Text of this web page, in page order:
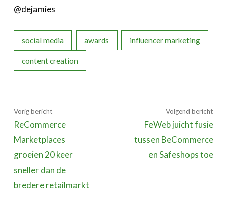
@dejamies
social media awards influencer marketing
content creation
Vorig bericht
ReCommerce
Marketplaces
groeien 20 keer
sneller dan de
bredere retailmarkt
Volgend bericht
FeWeb juicht fusie
tussen BeCommerce
en Safeshops toe